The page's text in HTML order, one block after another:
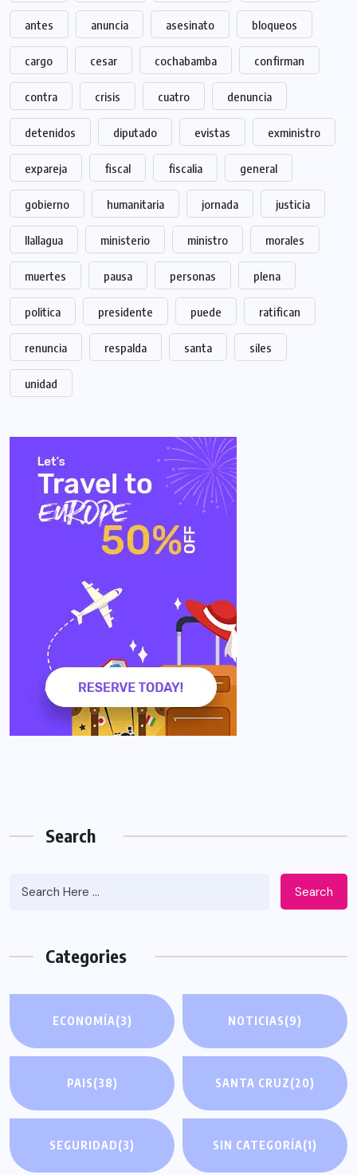
antes anuncia asesinato bloqueos
cargo cesar cochabamba confirman
contra crisis cuatro denuncia
detenidos diputado evistas exministro
expareja fiscal fiscalia general
gobierno humanitaria jornada justicia
llallagua ministerio ministro morales
muertes pausa personas plena
politica presidente puede ratifican
renuncia respalda santa siles
unidad
Search
Search
Categories
ECONOMÍA(3) NOTICIAS(9)
PAIS(38) SANTA CRUZ(20)
SEGURIDAD(3) SIN CATEGORÍA(1)